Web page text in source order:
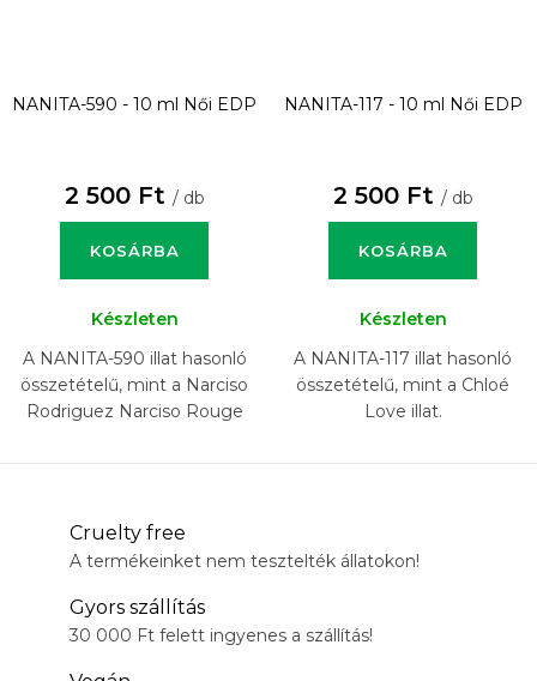
NANITA-590 - 10 ml Női EDP
2 500 Ft / db
KOSÁRBA
Készleten
A NANITA-590 illat hasonló
összetételű, mint a Narciso
Rodriguez Narciso Rouge
NANITA-117 - 10 ml Női EDP
2 500 Ft / db
KOSÁRBA
Készleten
A NANITA-117 illat hasonló
összetételű, mint a Chloé
Love illat.
Cruelty free
A termékeinket nem tesztelték állatokon!
Gyors szállítás
30 000 Ft felett ingyenes a szállítás!